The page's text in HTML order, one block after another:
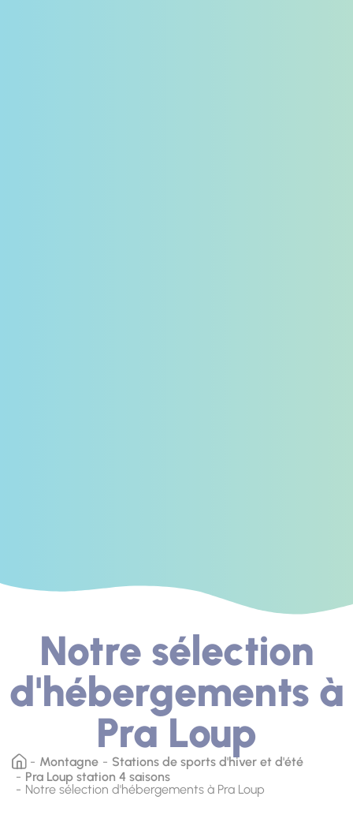
Notre sélection
d'hébergements à
Pra Loup
Montagne
Stations de sports d'hiver et d'été
Pra Loup station 4 saisons
Notre sélection d'hébergements à Pra Loup